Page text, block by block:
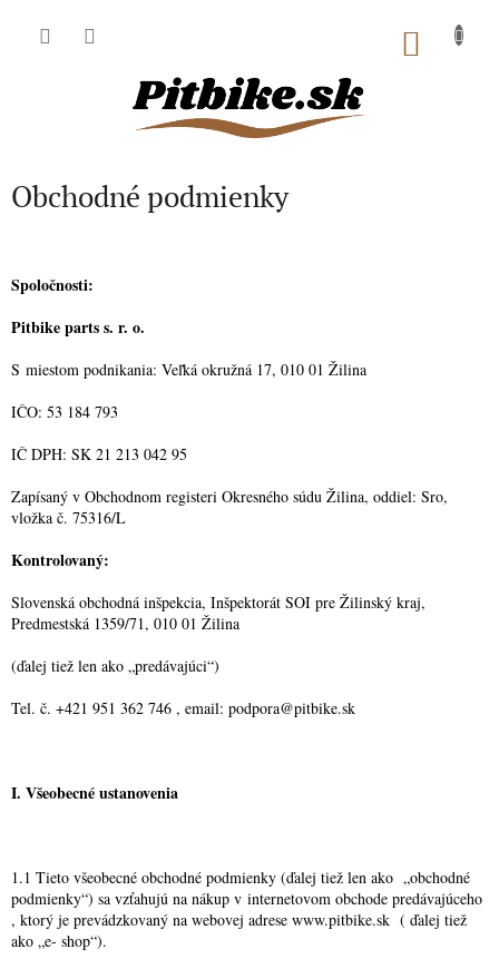
Obchodné podmienky
Spoločnosti:
Pitbike parts s. r. o.
S miestom podnikania: Veľká okružná 17, 010 01 Žilina
IČO: 53 184 793
IČ DPH: SK 21 213 042 95
Zapísaný v Obchodnom registeri Okresného súdu Žilina, oddiel: Sro,
vložka č. 75316/L
Kontrolovaný:
Slovenská obchodná inšpekcia, Inšpektorát SOI pre Žilinský kraj,
Predmestská 1359/71, 010 01 Žilina
(ďalej tiež len ako „predávajúci“)
Tel. č. +421 951 362 746 , email: podpora@pitbike.sk
I. Všeobecné ustanovenia
1.1 Tieto všeobecné obchodné podmienky (ďalej tiež len ako „obchodné
podmienky“) sa vzťahujú na nákup v internetovom obchode predávajúceho
, ktorý je prevádzkovaný na webovej adrese www.pitbike.sk ( ďalej tiež
ako „e- shop“).